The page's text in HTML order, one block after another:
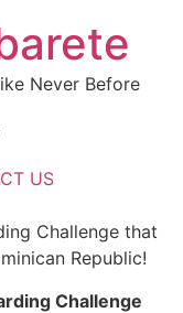
Never Before
US
Challenge that
Republic!
Challenge